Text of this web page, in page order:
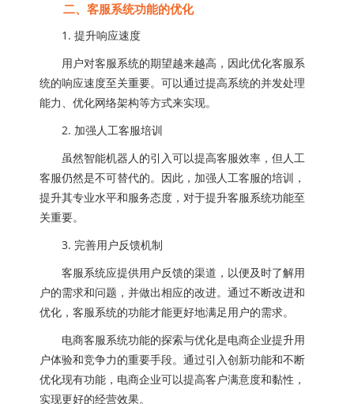
二、客服系统功能的优化
1. 提升响应速度
用户对客服系统的期望越来越高，因此优化客服系
统的响应速度至关重要。可以通过提高系统的并发处理
能力、优化网络架构等方式来实现。
2. 加强人工客服培训
虽然智能机器人的引入可以提高客服效率，但人工
客服仍然是不可替代的。因此，加强人工客服的培训，
提升其专业水平和服务态度，对于提升客服系统功能至
关重要。
3. 完善用户反馈机制
客服系统应提供用户反馈的渠道，以便及时了解用
户的需求和问题，并做出相应的改进。通过不断改进和
优化，客服系统的功能才能更好地满足用户的需求。
电商客服系统功能的探索与优化是电商企业提升用
户体验和竞争力的重要手段。通过引入创新功能和不断
优化现有功能，电商企业可以提高客户满意度和黏性，
实现更好的经营效果。